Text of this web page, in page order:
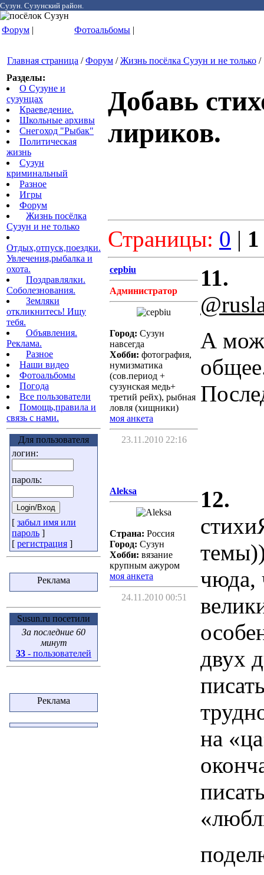
Сузун. Сузунский район.
Форум | Фотоальбомы |
Главная страница /Форум /Жизнь посёлка Сузун и не только /
Разделы:
О Сузуне и
сузунцах
Краеведение.
Школьные архивы
Снегоход "Рыбак"
Политическая
жизнь
Сузун
криминальный
Разное
Игры
Форум
Жизнь посёлка
Сузун и не только
Отдых,отпуск,поездки.
Увлечения,рыбалка и
охота.
Поздравлялки.
Соболезнования.
Земляки
откликнитесь! Ищу
тебя.
Объявления.
Реклама.
Разное
Наши видео
Фотоальбомы
Погода
Все пользователи
Помощь,правила и
связь с нами.
Для пользователя
логин:
пароль:
[ забыл имя или
пароль ]
[ регистрация ]
Реклама
Susun.ru посетили
За последние 60
минут
33 - пользователей
Реклама
Добавь
лириков.
Страницы: 0 | 1
cepbiu
Администратор
Город: Сузун
навсегда
Хобби: фотография,
нумизматика
(сов.период +
сузунская медь+
третий рейх), рыбная
ловля (хищники)
моя анкета
23.11.2010 22:16
11.
А
Aleksa
Страна: Россия
Город: Сузун
Хобби: вязание
крупным ажуром
моя анкета
24.11.2010 00:51
12.
чюда,
двух
на